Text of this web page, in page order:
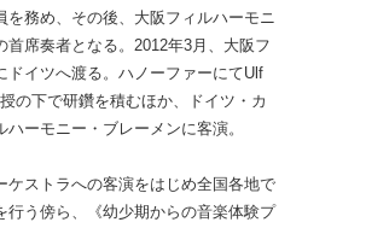
を務め、その後、大阪フィルハーモニ
首席奏者となる。2012年3月、大阪フ
ドイツへ渡る。ハノーファーにてUlf
の下で研鑽を積むほか、ドイツ・カ
ハーモニー・ブレーメンに客演。
ケストラへの客演をはじめ全国各地で
行う傍ら、《幼少期からの音楽体験プ